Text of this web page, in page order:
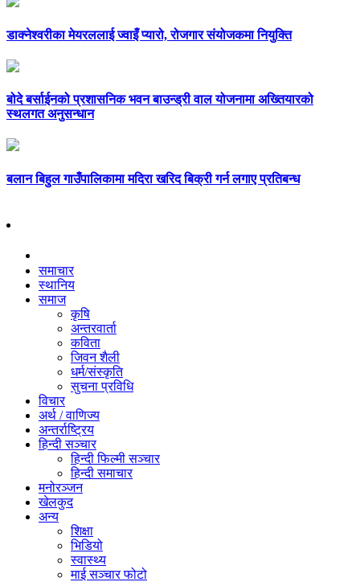
डाक्नेश्वरीका मेयरललाई ज्वाइँ प्यारो, रोजगार संयोजकमा नियुक्ति
बोदे बर्साईनको प्रशासनिक भवन बाउन्ड्री वाल योजनामा अख्तियारको
स्थलगत अनुसन्धान
बलान बिहुल गाउँपालिकामा मदिरा खरिद बिक्री गर्न लगाए प्रतिबन्ध
समाचार
स्थानिय
समाज
कृषि
अन्तरवार्ता
कविता
जिवन शैली
धर्म/संस्कृति
सुचना प्रविधि
विचार
अर्थ / वाणिज्य
अन्तर्राष्ट्रिय
हिन्दी सञ्‍चार
हिन्दी फिल्मी सञ्‍चार
हिन्दी समाचार
मनोरञ्‍जन
खेलकुद
अन्य
शिक्षा
भिडियो
स्वास्थ्य
माई सञ्‍चार फोटो